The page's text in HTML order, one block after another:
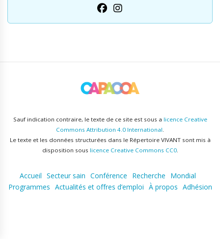
Sauf indication contraire, le texte de ce site est sous a licence Creative
Commons Attribution 4.0 International
Le texte et les données structurées dans le Répertoire VIVANT sont mis à
disposition sous licence Creative Commons CC0.
Accueil Secteur sain Conférence Recherche
Mondial
Programmes Actualités et offres d’emploi À propos Adhésion